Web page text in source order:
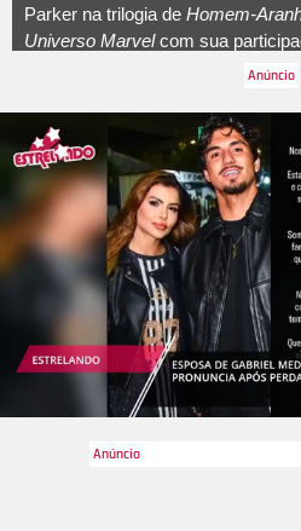
Parker na trilogia de Homem-
Universo Marvelcom sua
. Mas, além do super-
manga. Por exemplo, você sabia
chegou a trabalhar em um bar e
louça? A seguir, saiba mais sobre